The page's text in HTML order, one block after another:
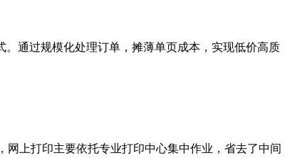
通过规模化处理订单，摊薄单页成本，实现低价高质
上打印主要依托专业打印中心集中作业，省去了中间